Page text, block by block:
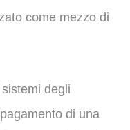
come mezzo di
degli
di una